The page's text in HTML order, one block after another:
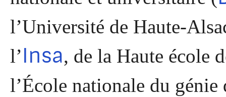
l’Université de Haute-
l’Insa, de la Haute école
l’École nationale du génie